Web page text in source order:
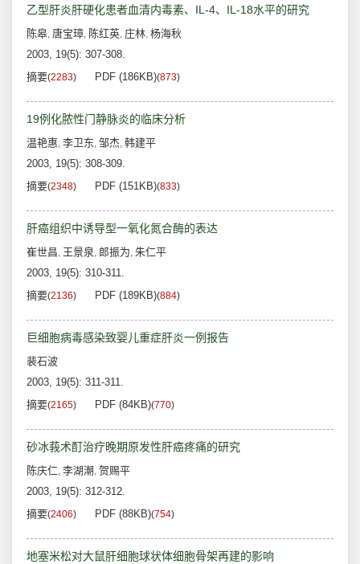
乙型肝炎肝硬化患者血清内毒素、IL-4、IL-18水平的研究
陈皋, 唐宝璋, 陈红英, 庄林, 杨海秋
2003, 19(5): 307-308.
摘要(2283) PDF (186KB)(873)
19例化脓性门静脉炎的临床分析
温艳惠, 李卫东, 邹杰, 韩建平
2003, 19(5): 308-309.
摘要(2348) PDF (151KB)(833)
肝癌组织中诱导型一氧化氮合酶的表达
崔世昌, 王景泉, 郎振为, 朱仁平
2003, 19(5): 310-311.
摘要(2136) PDF (189KB)(884)
巨细胞病毒感染致婴儿重症肝炎一例报告
裴石波
2003, 19(5): 311-311.
摘要(2165) PDF (84KB)(770)
砂冰莪术酊治疗晚期原发性肝癌疼痛的研究
陈庆仁, 李湖潮, 贺赐平
2003, 19(5): 312-312.
摘要(2406) PDF (88KB)(754)
地塞米松对大鼠肝细胞球状体细胞骨架再建的影响